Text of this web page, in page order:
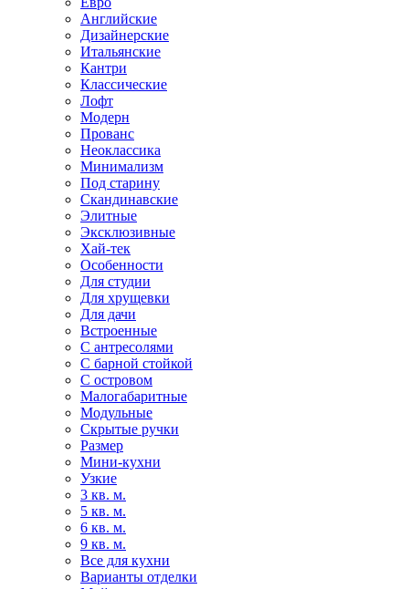
Английские
Дизайнерские
Итальянские
Кантри
Классические
Лофт
Модерн
Прованс
Неоклассика
Минимализм
Под старину
Скандинавские
Элитные
Эксклюзивные
Хай-тек
Особенности
Для студии
Для хрущевки
Для дачи
Встроенные
С антресолями
С барной стойкой
С островом
Малогабаритные
Модульные
Скрытые ручки
Размер
Мини-кухни
Узкие
3 кв. м.
5 кв. м.
6 кв. м.
9 кв. м.
Все для кухни
Варианты отделки